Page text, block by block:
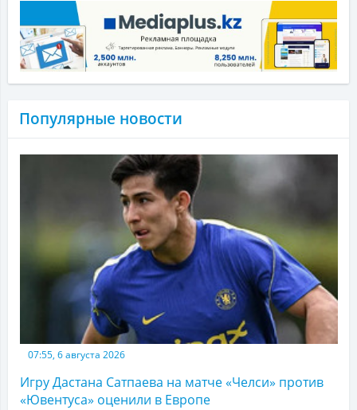
Популярные новости
07:55, 6 августа 2026
Игру Дастана Сатпаева на матче «Челси» против
«Ювентуса» оценили в Европе